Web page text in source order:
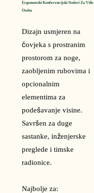
Ergonomski Konferencijski Stolovi Za Više
Osoba
Dizajn usmjeren na
čovjeka s prostranim
prostorom za noge,
zaobljenim rubovima i
opcionalnim
elementima za
podešavanje visine.
Savršen za duge
sastanke, inženjerske
preglede i timske
radionice.
Najbolje za: